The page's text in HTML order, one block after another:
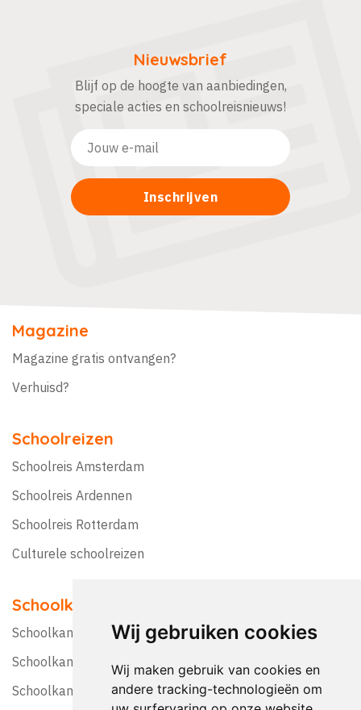
Wij gebruiken cookies
Wij maken gebruik van cookies en
andere tracking-technologieën om
Nieuwsbrief
Blijf op de hoogte van aanbiedingen,
speciale acties en schoolreisnieuws!
Magazine
Magazine gratis ontvangen?
Verhuisd?
Schoolreizen
Schoolreis Amsterdam
Schoolreis Ardennen
Schoolreis Rotterdam
Culturele schoolreizen
Schoolkampen
Schoolkamp Nederland
Schoolkamp België
Schoolkamptips